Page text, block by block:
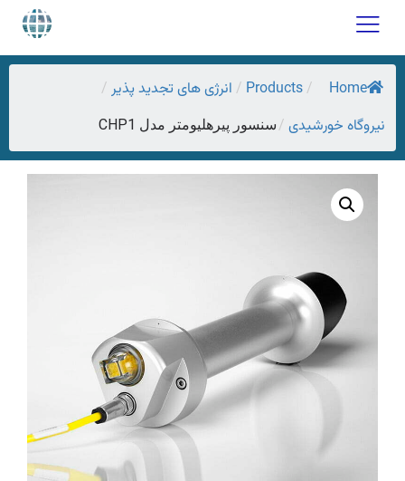
Home
/
Products
/ انرژی های تجدید پذیر /
نیروگاه خورشیدی / سنسور پیرهلیومتر مدل CHP1